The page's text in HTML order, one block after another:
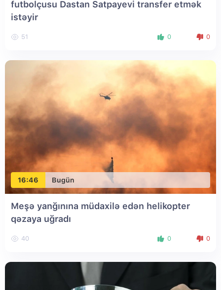
futbolçusu Dastan Satpayevi transfer etmək
istəyir
51 0 0
16:46 Bugün
Meşə yanğınına müdaxilə edən helikopter
qəzaya uğradı
40 0 0